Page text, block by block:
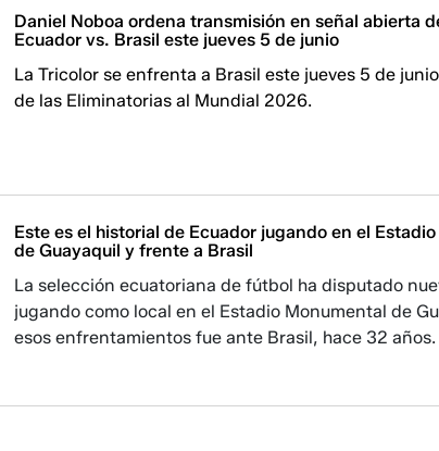
Daniel Noboa ordena transmisión en señal abierta
Ecuador vs. Brasil este jueves 5 de junio
La Tricolor se enfrenta a Brasil este jueves 5 de
de las Eliminatorias al Mundial 2026.
Este es el historial de Ecuador jugando en el
de Guayaquil y frente a Brasil
La selección ecuatoriana de fútbol ha disputado
jugando como local en el Estadio Monumental de
esos enfrentamientos fue ante Brasil, hace 32 años.